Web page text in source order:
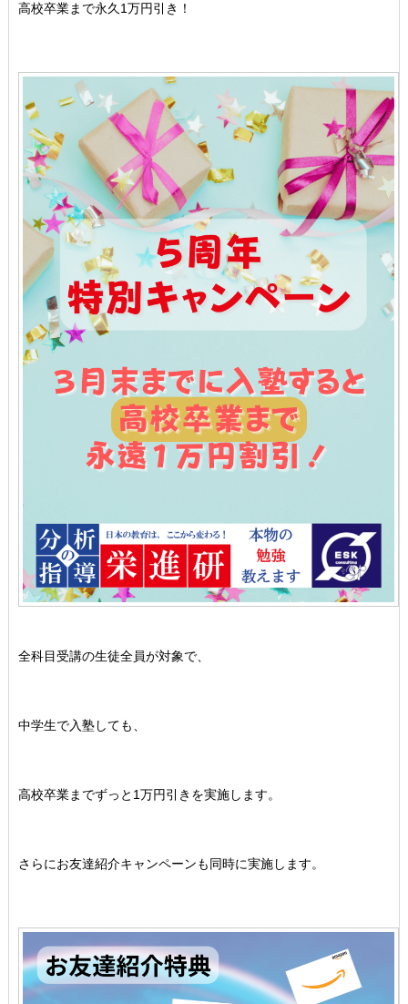
高校卒業まで永久1万円引き！
全科目受講の生徒全員が対象で、
中学生で入塾しても、
高校卒業までずっと1万円引きを実施します。
さらにお友達紹介キャンペーンも同時に実施します。